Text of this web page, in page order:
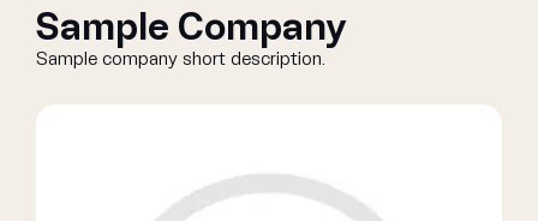
Sample Company
Sample company short description.